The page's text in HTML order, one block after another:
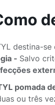
destina-
- Salvo
pomada
ou três